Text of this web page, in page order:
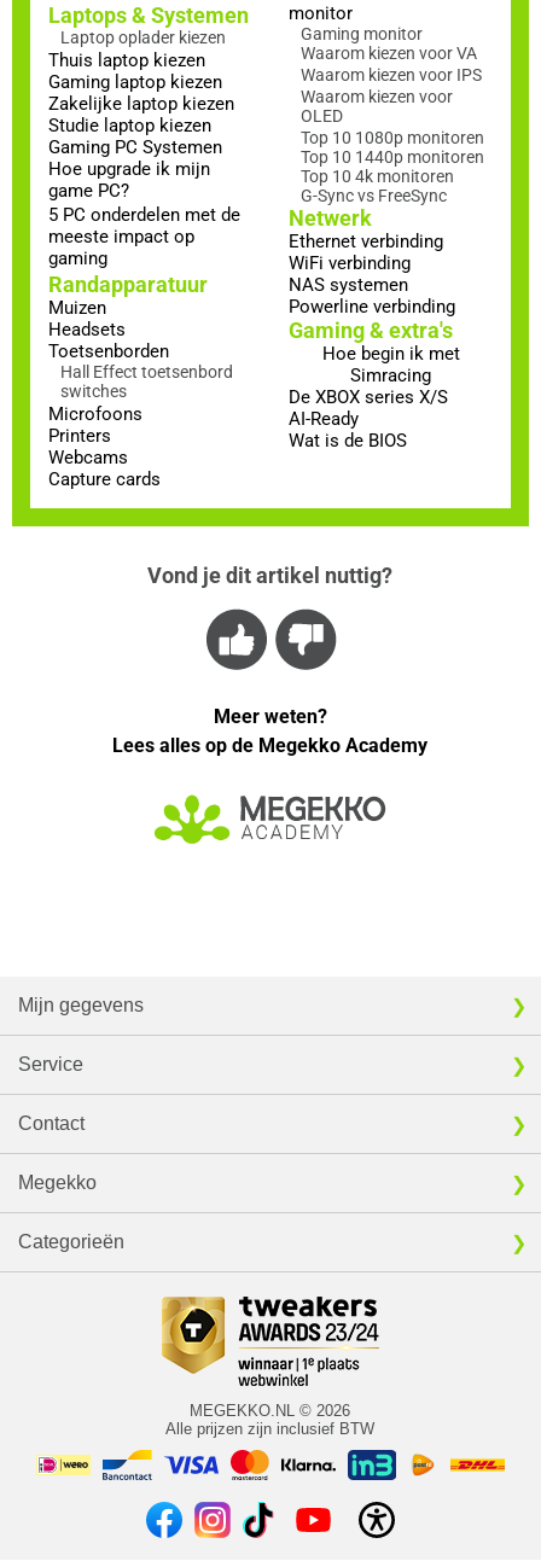
Laptops & Systemen
Laptop oplader kiezen
Thuis laptop kiezen
Gaming laptop kiezen
Zakelijke laptop kiezen
Studie laptop kiezen
Gaming PC Systemen
Hoe upgrade ik mijn
game PC?
5 PC onderdelen met de
meeste impact op
gaming
Randapparatuur
Muizen
Headsets
Toetsenborden
Hall Effect toetsenbord
switches
Microfoons
Printers
Webcams
Capture cards
monitor
Gaming monitor
Waarom kiezen voor VA
Waarom kiezen voor IPS
Waarom kiezen voor
OLED
Top 10 1080p monitoren
Top 10 1440p monitoren
Top 10 4k monitoren
G-Sync vs FreeSync
Netwerk
Ethernet verbinding
WiFi verbinding
NAS systemen
Powerline verbinding
Gaming & extra's
Hoe begin ik met
Simracing
De XBOX series X/S
AI-Ready
Wat is de BIOS
Vond je dit artikel nuttig?
Meer weten?
Lees alles op de Megekko Academy
Mijn gegevens
Service
Contact
Megekko
Categorieën
MEGEKKO.NL © 2026
Alle prijzen zijn inclusief BTW